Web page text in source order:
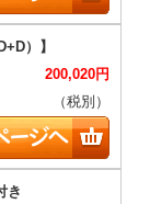
200,020円
（税別）